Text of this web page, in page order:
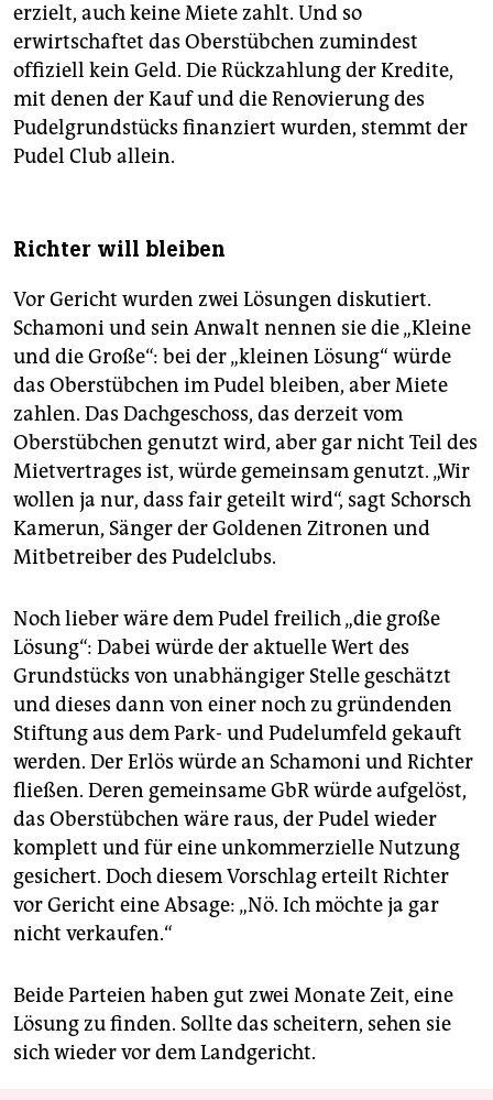
erzielt, auch keine Miete zahlt. Und so
erwirtschaftet das Oberstübchen zumindest
offiziell kein Geld. Die Rückzahlung der Kredite,
mit denen der Kauf und die Renovierung des
Pudelgrundstücks finanziert wurden, stemmt der
Pudel Club allein.
Richter will bleiben
Vor Gericht wurden zwei Lösungen diskutiert.
Schamoni und sein Anwalt nennen sie die „Kleine
und die Große“: bei der „kleinen Lösung“ würde
das Oberstübchen im Pudel bleiben, aber Miete
zahlen. Das Dachgeschoss, das derzeit vom
Oberstübchen genutzt wird, aber gar nicht Teil des
Mietvertrages ist, würde gemeinsam genutzt. „Wir
wollen ja nur, dass fair geteilt wird“, sagt Schorsch
Kamerun, Sänger der Goldenen Zitronen und
Mitbetreiber des Pudelclubs.
Noch lieber wäre dem Pudel freilich „die große
Lösung“: Dabei würde der aktuelle Wert des
Grundstücks von unabhängiger Stelle geschätzt
und dieses dann von einer noch zu gründenden
Stiftung aus dem Park- und Pudelumfeld gekauft
werden. Der Erlös würde an Schamoni und Richter
fließen. Deren gemeinsame GbR würde aufgelöst,
das Oberstübchen wäre raus, der Pudel wieder
komplett und für eine unkommerzielle Nutzung
gesichert. Doch diesem Vorschlag erteilt Richter
vor Gericht eine Absage: „Nö. Ich möchte ja gar
nicht verkaufen.“
Beide Parteien haben gut zwei Monate Zeit, eine
Lösung zu finden. Sollte das scheitern, sehen sie
sich wieder vor dem Landgericht.